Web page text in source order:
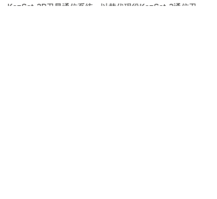
KazSat-3R卫星通信系统，以替代现役KazSat-3通信卫